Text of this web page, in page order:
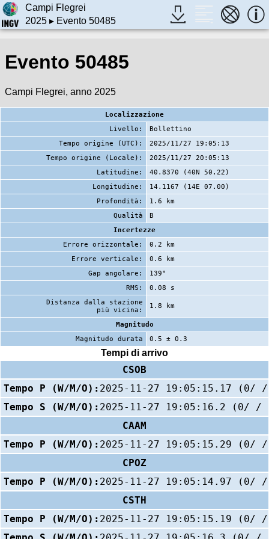
Campi Flegrei
2025▸ Evento 50485
Evento 50485
Campi Flegrei, anno 2025
Localizzazione
Livello:
Bollettino
Tempo origine (UTC):
2025/11/27 19:05:13
Tempo origine (Locale):
2025/11/27 20:05:13
Latitudine:
40.8370 (40N 50.22)
Longitudine:
14.1167 (14E 07.00)
Profondità:
1.6 km
Qualità
B
Incertezze
Errore orizzontale:
0.2 km
Errore verticale:
0.6 km
Gap angolare:
139°
RMS:
0.08 s
Distanza dalla stazione
più vicina:
1.8 km
Magnitudo
Magnitudo durata
0.5 ± 0.3
Tempi di arrivo
CSOB
Tempo P (W/M/O): 2025-11-27 19:05:15.17 (0/
Tempo S (W/M/O): 2025-11-27 19:05:16.2 (0/ /
CAAM
Tempo P (W/M/O): 2025-11-27 19:05:15.29 (0/
CPOZ
Tempo P (W/M/O): 2025-11-27 19:05:14.97 (0/
CSTH
Tempo P (W/M/O): 2025-11-27 19:05:15.19 (0/